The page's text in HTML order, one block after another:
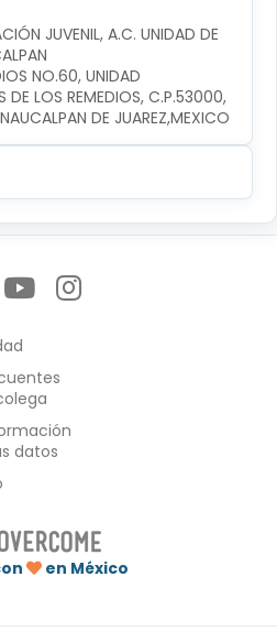
JUVENIL, A.C. UNIDAD DE
NO.60, UNIDAD
DE LOS REMEDIOS, C.P.53000,
DE JUAREZ,MEXICO
datos
en México